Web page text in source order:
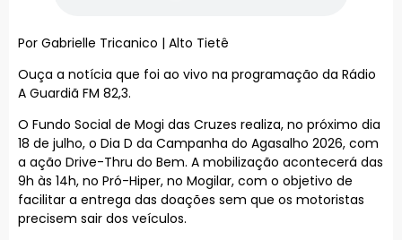
Por Gabrielle Tricanico | Alto Tietê
Ouça a notícia que foi ao vivo na programação da Rádio
A Guardiã FM 82,3.
O Fundo Social de Mogi das Cruzes realiza, no próximo dia
18 de julho, o Dia D da Campanha do Agasalho 2026, com
a ação Drive-Thru do Bem. A mobilização acontecerá das
9h às 14h, no Pró-Hiper, no Mogilar, com o objetivo de
facilitar a entrega das doações sem que os motoristas
precisem sair dos veículos.